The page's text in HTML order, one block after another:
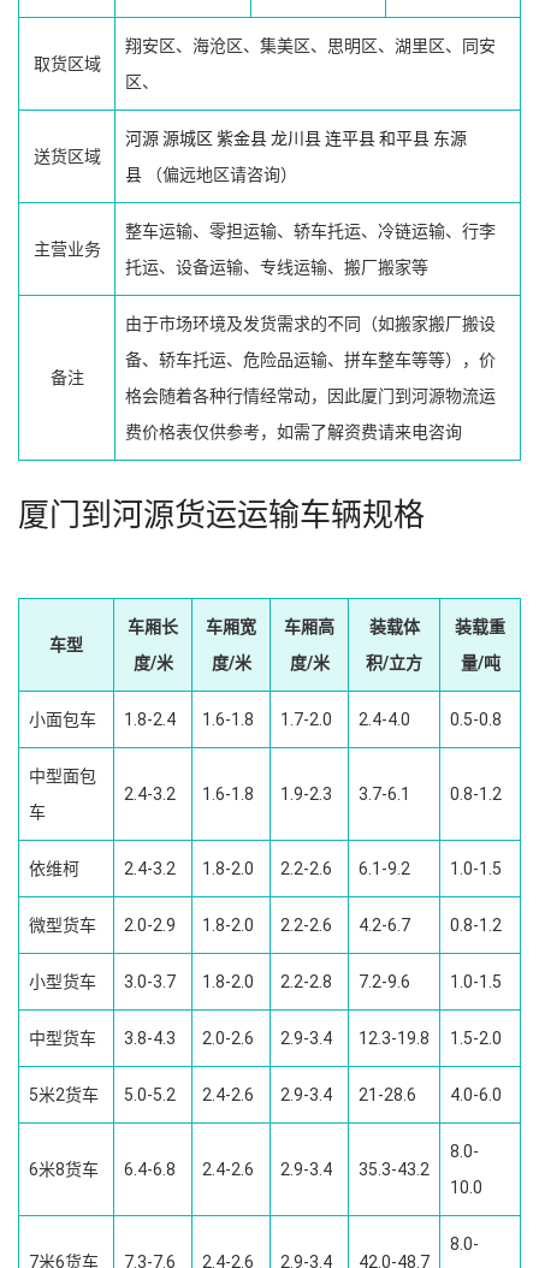
取货区域
翔安区、海沧区、集美区、思明区、湖里区、同安
区、
送货区域
河源源城区 紫金县龙川县连平县和平县 东源
县 （偏远地区请咨询）
主营业务
整车运输、零担运输、轿车托运、冷链运输、行李
托运、设备运输、专线运输、搬厂搬家等
备注
由于市场环境及发货需求的不同（如搬家搬厂搬设
备、轿车托运、危险品运输、拼车整车等等），价
格会随着各种行情经常动，因此厦门到河源物流运
费价格表仅供参考，如需了解资费请来电咨询
厦门到河源货运运输车辆规格
车型
车厢长
度/米
车厢宽
度/米
车厢高
度/米
装载体
积/立方
装载重
量/吨
小面包车 1.8-2.4 1.6-1.8 1.7-2.0 2.4-4.0 0.5-0.8
中型面包
车
2.4-3.2 1.6-1.8 1.9-2.3 3.7-6.1 0.8-1.2
依维柯 2.4-3.2 1.8-2.0 2.2-2.6 6.1-9.2 1.0-1.5
微型货车 2.0-2.9 1.8-2.0 2.2-2.6 4.2-6.7 0.8-1.2
小型货车 3.0-3.7 1.8-2.0 2.2-2.8 7.2-9.6 1.0-1.5
中型货车 3.8-4.3 2.0-2.6 2.9-3.4 12.3-19.8 1.5-2.0
5米2货车 5.0-5.2 2.4-2.6 2.9-3.4 21-28.6 4.0-6.0
6米8货车 6.4-6.8 2.4-2.6 2.9-3.4 35.3-43.2
8.0-
10.0
7米6货车 7.3-7.6 2.4-2.6 2.9-3.4 42.0-48.7
8.0-